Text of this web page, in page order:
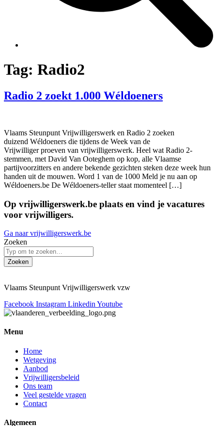
Tag: Radio2
Radio 2 zoekt 1.000 Wéldoeners
Vlaams Steunpunt Vrijwilligerswerk en Radio 2 zoeken
duizend Wéldoeners die tijdens de Week van de
Vrijwilliger proeven van vrijwilligerswerk. Heel wat Radio 2-
stemmen, met David Van Ooteghem op kop, alle Vlaamse
partijvoorzitters en andere bekende gezichten steken deze week hun
handen uit de mouwen. Word 1 van de 1000 Meld je nu aan op
Wéldoeners.be De Wéldoeners-teller staat momenteel […]
Op vrijwilligerswerk.be plaats en vind je vacatures
voor vrijwilligers.
Ga naar vrijwilligerswerk.be
Zoeken
Zoeken
Vlaams Steunpunt Vrijwilligerswerk vzw
Facebook Instagram Linkedin Youtube
Menu
Home
Wetgeving
Aanbod
Vrijwilligersbeleid
Ons team
Veel gestelde vragen
Contact
Algemeen